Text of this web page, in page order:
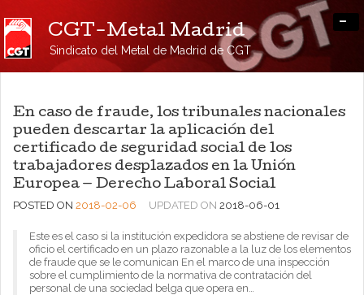
CGT-Metal Madrid
Sindicato del Metal de Madrid de CGT
-
En caso de fraude, los tribunales nacionales
pueden descartar la aplicación del
certificado de seguridad social de los
trabajadores desplazados en la Unión
Europea — Derecho Laboral Social
POSTED ON 2018-02-06 UPDATED ON 2018-06-01
Este es el caso si la institución expedidora se abstiene de revisar de
oficio el certificado en un plazo razonable a la luz de los elementos
de fraude que se le comunican En el marco de una inspección
sobre el cumplimiento de la normativa de contratación del
personal de una sociedad belga que opera en…